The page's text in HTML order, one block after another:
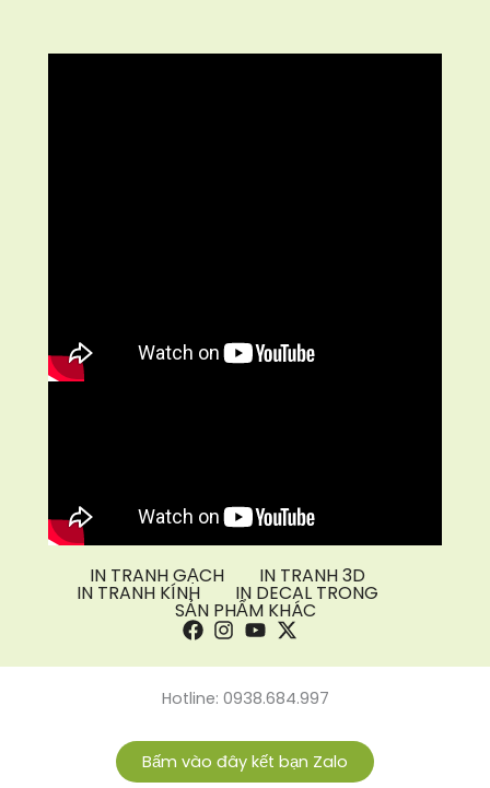
IN TRANH GẠCH IN TRANH 3D
IN TRANH KÍNH IN DECAL TRONG
SẢN PHẨM KHÁC
Hotline: 0938.684.997
Bấm vào đây kết bạn Zalo